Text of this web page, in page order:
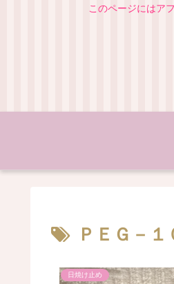
このページにはア
ＰＥＧ－
日焼け止め